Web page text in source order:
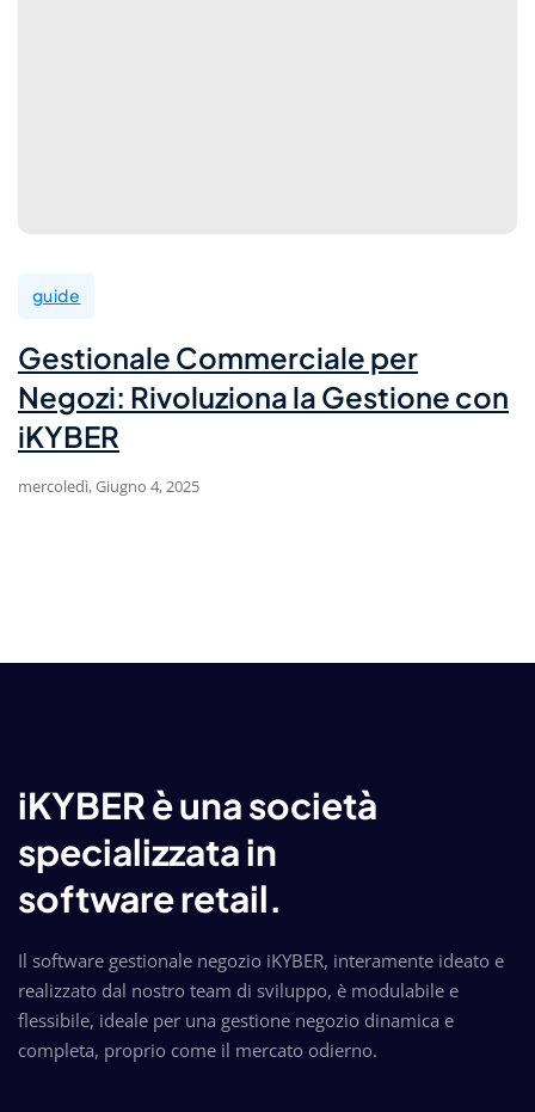
guide
Gestionale Commerciale per
Negozi: Rivoluziona la Gestione con
iKYBER
mercoledì, Giugno 4, 2025
iKYBER è una società
specializzata in
software retail.
Il software gestionale negozio iKYBER, interamente ideato e
realizzato dal nostro team di sviluppo, è modulabile e
flessibile, ideale per una gestione negozio dinamica e
completa, proprio come il mercato odierno.